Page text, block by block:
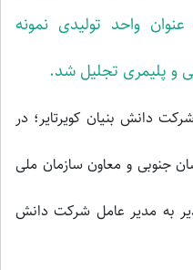
واحد تولیدی نمونه
و پلیمری تجلیل شد.
دانش بنیان کویرتایر؛ در
جنوبی و معاون سازمان ملی
به مدیر عامل شرکت دانش